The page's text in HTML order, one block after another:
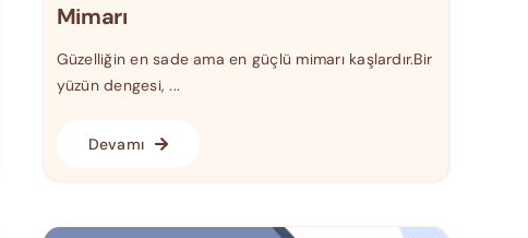
Mimarı
Güzelliğin en sade ama en güçlü mimarı kaşlardır.Bir
yüzün dengesi, ...
Devamı